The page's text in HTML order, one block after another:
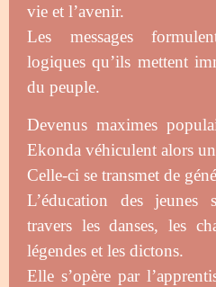
vie et l’avenir.
Les messages
logiques qu’ils mettent
du peuple.
Devenus maximes
Ekonda véhiculent alors
Celle-ci se transmet de
L’éducation des jeunes
travers les danses, les
légendes et les dictons.
Elle s’opère par